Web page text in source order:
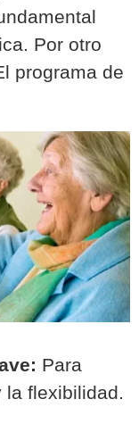
Por otro
programa de
Para
flexibilidad.